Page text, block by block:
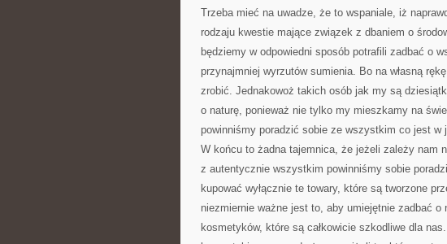
Trzeba mieć na uwadze, że to wspaniale, iż
rodzaju kwestie mające związek z dbaniem o
będziemy w odpowiedni sposób potrafili zadbać o
przynajmniej wyrzutów sumienia. Bo na własną
zrobić. Jednakowoż takich osób jak my są
o naturę, ponieważ nie tylko my mieszkamy na
powinniśmy poradzić sobie ze wszystkim co jest w
W końcu to żadna tajemnica, że jeżeli zależy nam
z autentycznie wszystkim powinniśmy sobie
kupować wyłącznie te towary, które są tworzone
niezmiernie ważne jest to, aby umiejętnie zadbać
kosmetyków, które są całkowicie szkodliwe dla